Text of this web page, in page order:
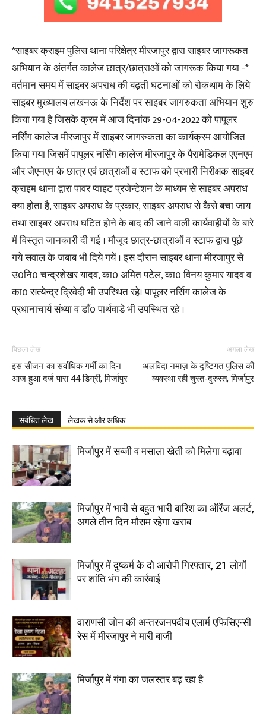
*साइबर क्राइम पुलिस थाना परिक्षेत्र मीरजापुर द्वारा साइबर जागरूकत
अभियान के अंतर्गत कालेज छात्र/छात्राओं को जागरूक किया गया -*
वर्तमान समय में साइबर अपराध की बढ़ती घटनाओं को रोकथाम के लिये
साइबर मुख्यालय लखनऊ के निर्देश पर साइबर जागरुकता अभियान शुरु
किया गया है जिसके क्रम में आज दिनांक 29-04-2022 को पापूलर
नर्सिंग कालेज मीरजापुर में साइबर जागरुकता का कार्यक्रम आयोजित
किया गया जिसमें पापूलर नर्सिंग कालेज मीरजापुर के पैरामेडिकल एएनएम
और जेएनएम के छात्र एवं छात्राओं व स्टाफ को प्रभारी निरीक्षक साइबर
क्राइम थाना द्वारा पावर प्वाइट प्रजेन्टेशन के माध्यम से साइबर अपराध
क्या होता है, साइबर अपराध के प्रकार, साइबर अपराध से कैसे बचा जाय
तथा साइबर अपराध घटित होने के बाद की जाने वाली कार्यवाहीयों के बारे
में विस्तृत जानकारी दी गई । मौजूद छात्र-छात्राओं व स्टाफ द्वारा पूछे
गये सवाल के जबाब भी दिये गयें । इस दौरान साइबर थाना मीरजापुर से
उ0नि0 चन्द्रशेखर यादव, का0 अमित पटेल, का0 विनय कुमार यादव व
का0 सत्येन्द्र द्रिवेदी भी उपस्थित रहे। पापूलर नर्सिग कालेज के
प्रधानाचार्य संध्या व डाँ0 पार्थवाडे भी उपस्थित रहे ।
पिछला लेख
इस सीजन का सर्वाधिक गर्मी का दिन
आज हुआ दर्ज पारा 44 डिग्री, मिर्जापुर
अगला लेख
अलविदा नमाज़ के दृष्टिगत पुलिस की
व्यवस्था रही चुस्त-दुरुस्त, मिर्जापुर
संबंधित लेख लेखक से और अधिक
मिर्जापुर में सब्जी व मसाला खेती को मिलेगा बढ़ावा
मिर्जापुर में भारी से बहुत भारी बारिश का ऑरेंज अलर्ट,
अगले तीन दिन मौसम रहेगा खराब
मिर्जापुर में दुष्कर्म के दो आरोपी गिरफ्तार, 21 लोगों
पर शांति भंग की कार्रवाई
वाराणसी जोन की अन्तरजनपदीय एलार्म एफिसिएन्सी
रेस में मीरजापुर ने मारी बाजी
मिर्जापुर में गंगा का जलस्तर बढ़ रहा है